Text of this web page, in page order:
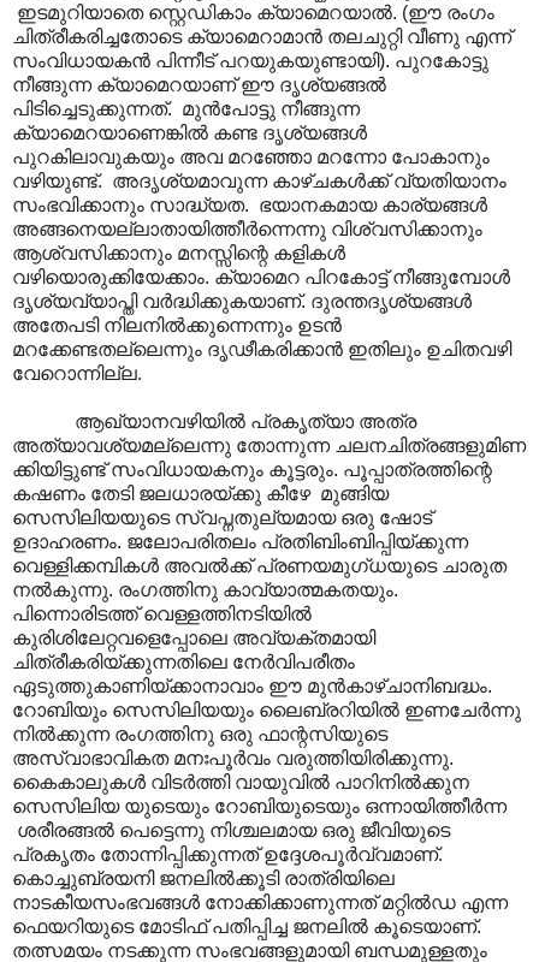
ഇടമുറിയാതെ സ്റ്റെഡികാം ക്യാമെറയാൽ. (ഈ രംഗം
ചിത്രീകരിച്ചതോടെ ക്യാമെറാമാൻ തലചുറ്റി വീണു എന്ന്
സംവിധായകൻ പിന്നീട് പറയുകയുണ്ടായി). പുറകോട്ടു
നീങ്ങുന്ന ക്യാമെറയാണ് ഈ ദൃശ്യങ്ങൽ
പിടിച്ചെടുക്കുന്നത്. മുൻപോട്ടു നീങ്ങുന്ന
ക്യാമെറയാണെങ്കിൽ കണ്ട ദൃശ്യങ്ങൾ
പുറകിലാവുകയും അവ മറഞ്ഞോ മറന്നോ പോകാനും
വഴിയുണ്ട്. അദൃശ്യമാവുന്ന കാഴ്ചകൾക്ക് വ്യതിയാനം
സംഭവിക്കാനും സാദ്ധ്യത. ഭയാനകമായ കാര്യങ്ങൾ
അങ്ങനെയല്ലാതായിത്തീർന്നെന്നു വിശ്വസിക്കാനും
ആശ്വസിക്കാനും മനസ്സിന്റെ കളികൾ
വഴിയൊരുക്കിയേക്കാം. ക്യാമെറ പിറകോട്ട് നീങ്ങുമ്പോൾ
ദൃശ്യവ്യാപ്തി വർദ്ധിക്കുകയാണ്. ദുരന്തദൃശ്യങ്ങൾ
അതേപടി നിലനിൽക്കുന്നെന്നും ഉടൻ
മറക്കേണ്ടതല്ലെന്നും ദൃഢീകരിക്കാൻ ഇതിലും ഉചിതവഴി
വേറൊന്നില്ല.
ആഖ്യാനവഴിയിൽ പ്രകൃത്യാ അത്ര
അത്യാവശ്യമല്ലെന്നു തോന്നുന്ന ചലനചിത്രങ്ങളുമിണ
ക്കിയിട്ടുണ്ട് സംവിധായകനും കൂട്ടരും. പൂപ്പാത്രത്തിന്റെ
കഷണം തേടി ജലധാരയ്ക്കു കീഴേ മുങ്ങിയ
സെസിലിയയുടെ സ്വപ്നതുല്യമായ ഒരു ഷോട്
ഉദാഹരണം. ജലോപരിതലം പ്രതിബിംബിപ്പിയ്ക്കുന്ന
വെള്ളിക്കമ്പികൾ അവൽക്ക് പ്രണയമുഗ്ധയുടെ ചാരുത
നൽകുന്നു. രംഗത്തിനു കാവ്യാത്മകതയും.
പിന്നൊരിടത്ത് വെള്ളത്തിനടിയിൽ
കുരിശിലേറ്റവളെപ്പോലെ അവ്യക്തമായി
ചിത്രീകരിയ്ക്കുന്നതിലെ നേർവിപരീതം
ഏടുത്തുകാണിയ്ക്കാനാവാം ഈ മുൻകാഴ്ചാനിബദ്ധം.
റോബിയും സെസിലിയയും ലൈബ്രറിയിൽ ഇണചേർന്നു
നിൽക്കുന്ന രംഗത്തിനു ഒരു ഫാന്റസിയുടെ
അസ്വാഭാവികത മനഃപൂർവം വരുത്തിയിരിക്കുന്നു.
കൈകാലുകൾ വിടർത്തി വായുവിൽ പാറിനിൽക്കുന
സെസിലിയ യുടെയും റോബിയുടെയും ഒന്നായിത്തീർന്ന
ശരീരങ്ങൽ പെട്ടെന്നു നിശ്ചലമായ ഒരു ജീവിയുടെ
പ്രകൃതം തോന്നിപ്പിക്കുന്നത് ഉദ്ദേശപൂർവ്വമാണ്.
കൊച്ചുബ്രയനി ജനലിൽക്കൂടി രാത്രിയിലെ
നാടകീയസംഭവങ്ങൾ നോക്കിക്കാണുന്നത് മറ്റിൽഡ എന്ന
ഫെയറിയുടെ മോടിഫ് പതിപ്പിച്ച ജനലിൽ കൂടെയാണ്.
തത്സമയം നടക്കുന്ന സംഭവങ്ങളുമായി ബന്ധമുള്ളതും